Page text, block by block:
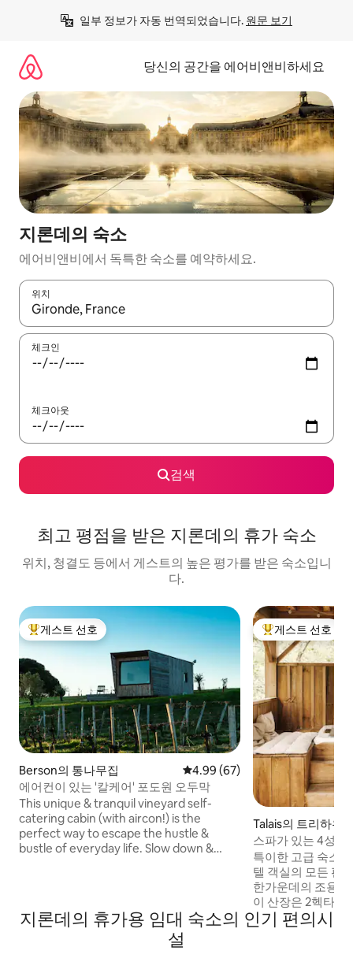
일부 정보가 자동 번역되었습니다. 원문 보기
당신의 공간을 에어비앤비하세요
지론데의 숙소
에어비앤비에서 독특한 숙소를 예약하세요.
위치
결과가 나오면 위·아래 화살표 키를 사용하거나 터치 또는 스와이
체크인
체크아웃
검색
최고 평점을 받은 지론데의 휴가 숙소
위치, 청결도 등에서 게스트의 높은 평가를 받은 숙소입니
다.
상위 게스트 선호
게스트 선호
Berson의 통나무집 평점 4.99점(5점 만점), 후기 67
4.99 (67)
에어컨이 있는 '칼케어' 포도원 오두막
This unique & tranquil vineyard self-
catering cabin (with aircon!) is the
perfect way to escape the hustle &
bustle of everyday life. Slow down &
other. Relax on the private terrace &
take in its views over the landscape,
read, write, draw, stroll through the
abundant vines & woodlands, or simply
상위 게스트 선호
게스트 선호
Talais의 트리하우
스파가 있는 4성급
특이한 고급 숙소
텔 객실의 모든 편
한가운데의 조용
이 산장은 2헥타르
잡고 있습니다. 건물은 높이가 3m이며 계단
으로 접근할 수 있
지론데의 휴가용 임대 숙소의 인기 편의시
설